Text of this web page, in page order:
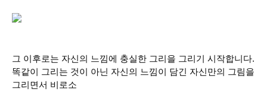
그 이후로는 자신의 느낌에 충실한 그리을 그리기 시작합니다.
똑같이 그리는 것이 아닌 자신의 느낌이 담긴 자신만의 그림을
그리면서 비로소